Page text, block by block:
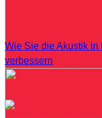
Wie Sie die Akustik in
verbessern